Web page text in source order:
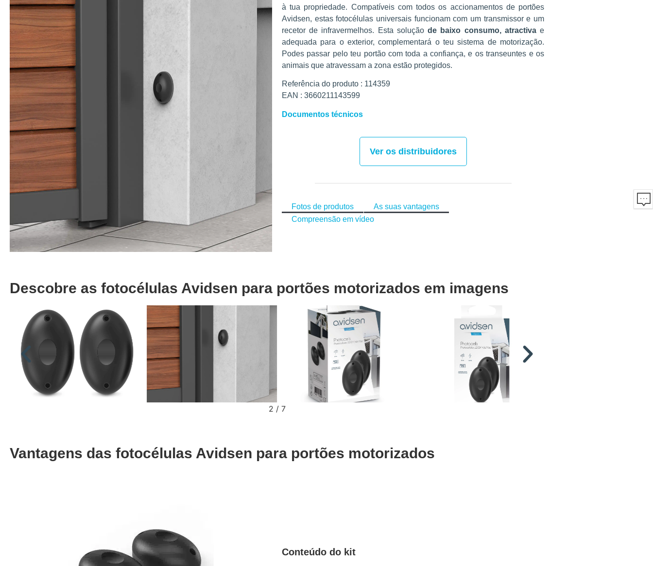
à tua propriedade. Compatíveis com todos os accionamentos de portões
Avidsen, estas fotocélulas universais funcionam com um transmissor e um
recetor de infravermelhos. Esta soluçãode baixo consumo, atractivae
adequada para o exterior, complementará o teu sistema de motorização.
Podes passar pelo teu portão com toda a confiança, e os transeuntes e os
animais que atravessam a zona estão protegidos.
Referência do produto : 114359
EAN : 3660211143599
Documentos técnicos
Ver os distribuidores
Fotos de produtos
As suas vantagens
Compreensão em vídeo
Descobre as fotocélulas Avidsen para portões motorizados em imagens
2 / 7
Vantagens das fotocélulas Avidsen para portões motorizados
Conteúdo do kit